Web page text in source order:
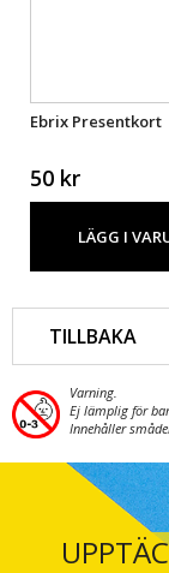
Ebrix Presentkort
50 kr
LÄGG I
TILLBAKA
Varning.
Ej lämplig för
Innehåller